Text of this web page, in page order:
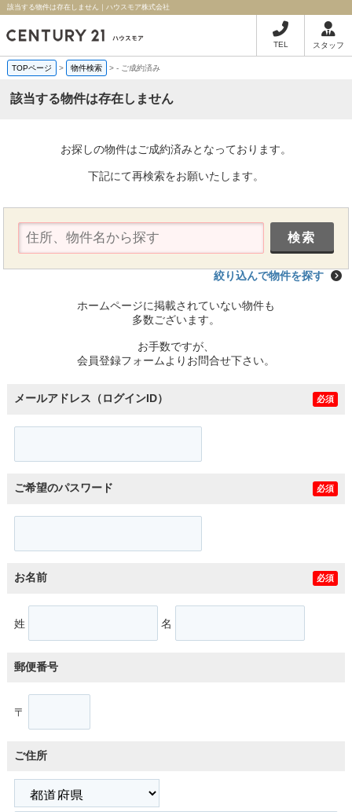
該当する物件は存在しません｜ハウスモア株式会社
TEL スタッフ
TOPページ > 物件検索 >- ご成約済み
該当する物件は存在しません
お探しの物件はご成約済みとなっております。
下記にて再検索をお願いたします。
絞り込んで物件を探す
ホームページに掲載されていない物件も
多数ございます。
お手数ですが、
会員登録フォームよりお問合せ下さい。
メールアドレス（ログインID） 必須
ご希望のパスワード 必須
お名前 必須
姓 名
郵便番号
〒
ご住所